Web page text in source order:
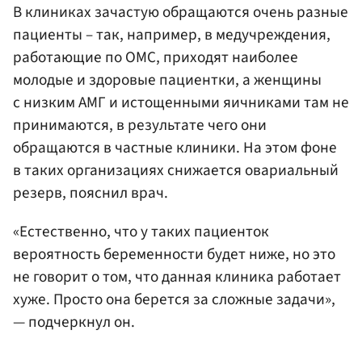
В клиниках зачастую обращаются очень разные
пациенты – так, например, в медучреждения,
работающие по ОМС, приходят наиболее
молодые и здоровые пациентки, а женщины
с низким АМГ и истощенными яичниками там не
принимаются, в результате чего они
обращаются в частные клиники. На этом фоне
в таких организациях снижается овариальный
резерв, пояснил врач.
«Естественно, что у таких пациенток
вероятность беременности будет ниже, но это
не говорит о том, что данная клиника работает
хуже. Просто она берется за сложные задачи»,
— подчеркнул он.